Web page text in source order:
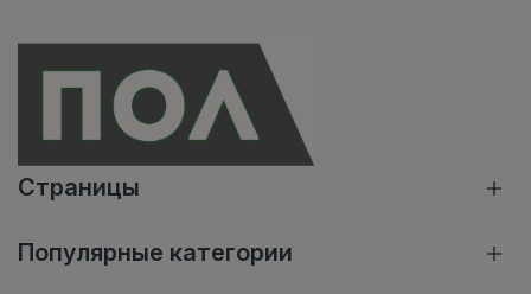
Страницы
Популярные категории